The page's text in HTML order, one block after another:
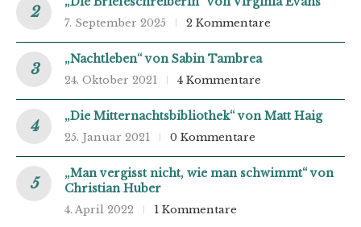
7. September 2025 2 Kommentare
„Nachtleben“ von Sabin Tambrea
24. Oktober 2021 4 Kommentare
„Die Mitternachtsbibliothek“ von Matt Haig
25. Januar 2021 0 Kommentare
„Man vergisst nicht, wie man schwimmt“ von
Christian Huber
4. April 2022 1 Kommentare